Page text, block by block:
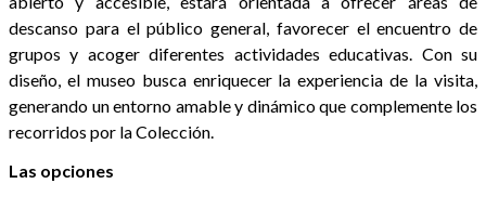
descanso para el público general, favorecer el encuentro de
grupos y acoger diferentes actividades educativas. Con su
diseño, el museo busca enriquecer la experiencia de la visita,
generando un entorno amable y dinámico que complemente los
recorridos por la Colección.
Las opciones